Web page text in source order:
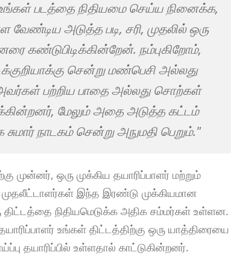
படத்தை நிதியமை செய்ய நினைக்க,
அடுத்த படி, சரி, முதலில் ஒரு
கண்டுபிடிக்கின்றேன். நம்புகிறோம்,
சென்று மண்பெசி அல்லது
பற்றிய பாதை அல்லது சொற்கள்
மேலும் அதை அடுத்த கட்டம்
நாடகம் சென்று அநுமதி பெறும்."
முன்னர், ஒரு முக்கிய தயாரிப்பாளர் மற்றும்
இந்த இரண்டு முக்கியமான
நிதியமெடுக்க அதிக சம்மர்கள் உள்ளன.
உங்கள் திட்டத்திற்கு ஒரு யாத்திரையை
தயாரிப்பில் உள்ளதால் காட்டுகின்றனர்.